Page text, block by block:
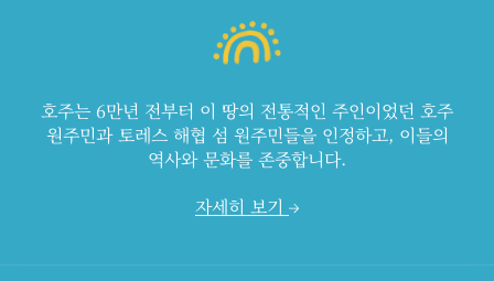
호주는 6만년 전부터 이 땅의 전통적인 주인이었던 호주
원주민과 토레스 해협 섬 원주민들을 인정하고, 이들의
역사와 문화를 존중합니다.
자세히 보기